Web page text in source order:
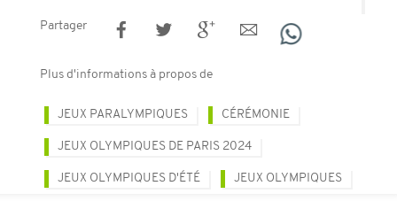
Partager
Plus d'informations à propos de
JEUX PARALYMPIQUES CÉRÉMONIE
JEUX OLYMPIQUES DE PARIS 2024
JEUX OLYMPIQUES D'ÉTÉ JEUX OLYMPIQUES